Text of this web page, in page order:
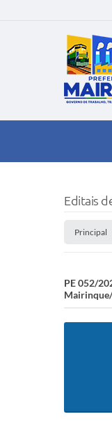
Editais
Principal
PE 052/